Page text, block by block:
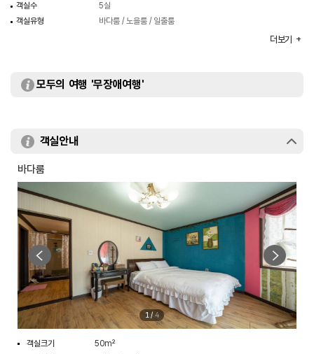
객실수
5실
객실유형
바다룸 / 노을룸 / 일출룸
더보기
모두의 여행 '무장애여행'
객실안내
바다룸
1 / 4
객실크기
50m²